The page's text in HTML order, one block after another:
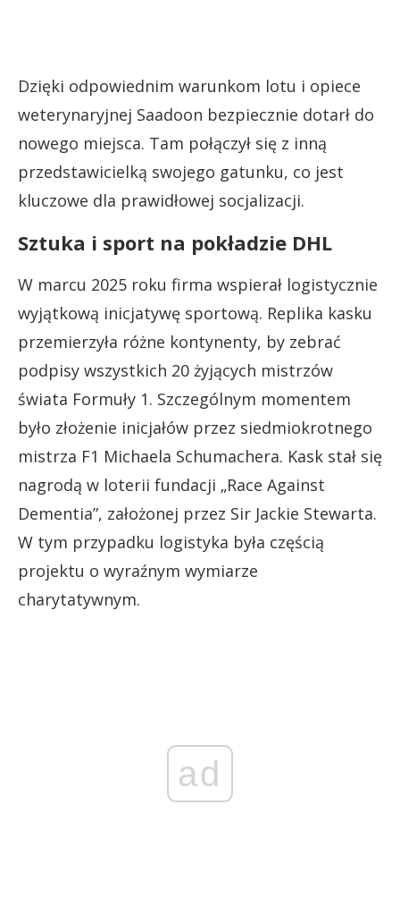
Dzięki odpowiednim warunkom lotu i opiece
weterynaryjnej Saadoon bezpiecznie dotarł do
nowego miejsca. Tam połączył się z inną
przedstawicielką swojego gatunku, co jest
kluczowe dla prawidłowej socjalizacji.
Sztuka i sport na pokładzie DHL
W marcu 2025 roku firma wspierał logistycznie
wyjątkową inicjatywę sportową. Replika kasku
przemierzyła różne kontynenty, by zebrać
podpisy wszystkich 20 żyjących mistrzów
świata Formuły 1. Szczególnym momentem
było złożenie inicjałów przez siedmiokrotnego
mistrza F1 Michaela Schumachera. Kask stał się
nagrodą w loterii fundacji „Race Against
Dementia”, założonej przez Sir Jackie Stewarta.
W tym przypadku logistyka była częścią
projektu o wyraźnym wymiarze
charytatywnym.
ad